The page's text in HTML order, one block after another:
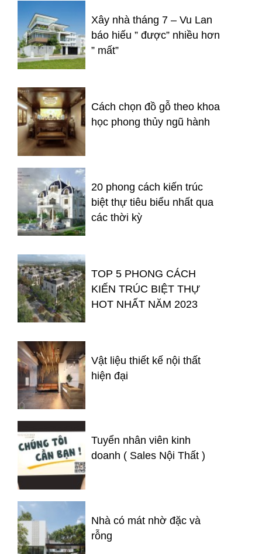
Xây nhà tháng 7 – Vu Lan
báo hiếu ” được” nhiều hơn
” mất”
Cách chọn đồ gỗ theo khoa
học phong thủy ngũ hành
20 phong cách kiến trúc
biệt thự tiêu biểu nhất qua
các thời kỳ
TOP 5 PHONG CÁCH
KIẾN TRÚC BIỆT THỰ
HOT NHẤT NĂM 2023
Vật liệu thiết kế nội thất
hiện đại
Tuyển nhân viên kinh
doanh ( Sales Nội Thất )
Nhà có mát nhờ đặc và
rỗng